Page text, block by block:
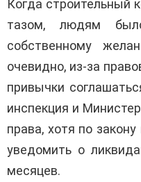
Когда строительный
тазом, людям
собственному
очевидно, из-за
привычки
инспекция и
права, хотя по
уведомить о
месяцев.